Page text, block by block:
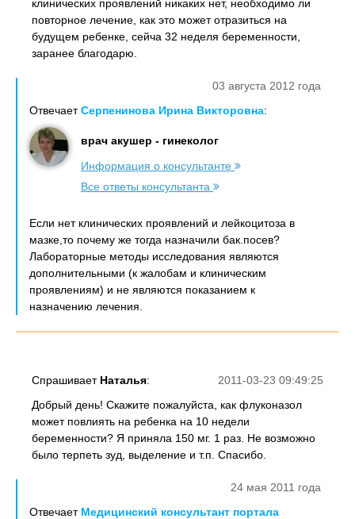
клинических проявлений никаких нет, необходимо ли
повторное лечение, как это может отразиться на
будущем ребенке, сейча 32 неделя беременности,
заранее благодарю.
03 августа 2012 года
ОтвечаетСерпенинова Ирина Викторовна:
врач акушер - гинеколог
Информация о консультанте
Все ответы консультанта
Если нет клинических проявлений и лейкоцитоза в
мазке,то почему же тогда назначили бак.посев?
Лабораторные методы исследования являются
дополнительными (к жалобам и клиническим
проявлениям) и не являются показанием к
назначению лечения.
2011-03-23 09:49:25
Спрашивает Наталья:
Добрый день! Скажите пожалуйста, как флуконазол
может повлиять на ребенка на 10 недели
беременности? Я приняла 150 мг. 1 раз. Не возможно
было терпеть зуд, выделение и т.п. Спасибо.
24 мая 2011 года
Отвечает Медицинский консультант портала